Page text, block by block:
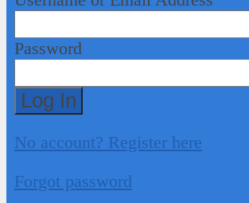
Password
Log In
No account? Register here
Forgot password